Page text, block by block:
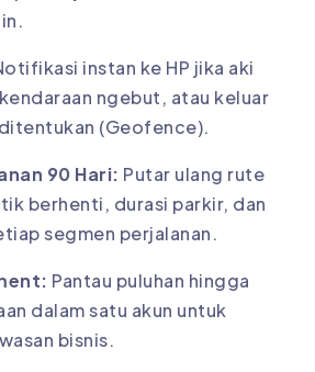
instan ke HP jika aki
ngebut, atau keluar
(Geofence).
90 Hari: Putar ulang rute
berhenti, durasi parkir, dan
segmen perjalanan.
Pantau puluhan hingga
dalam satu akun untuk
bisnis.